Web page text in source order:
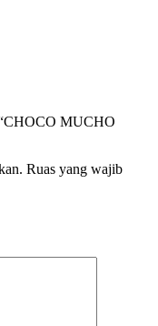
“CHOCO MUCHO
Ruas yang wajib